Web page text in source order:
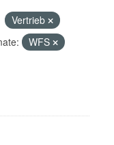
Vertrieb
WFS